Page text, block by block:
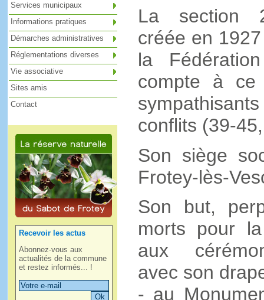
Recevoir les actus
Abonnez-vous aux
actualités de la commune
et restez informés... !
La section
créée en
la
compte à
conflits (39-
Son siège
Frotey-lès-
Son but,
morts pour
aux
avec son
- au
Services municipaux
Informations pratiques
Démarches administratives
Réglementations diverses
Vie associative
Sites amis
Contact